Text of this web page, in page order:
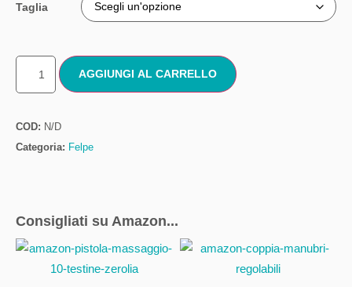
Taglia
AGGIUNGI AL CARRELLO
COD: N/D
Categoria: Felpe
Consigliati su Amazon...